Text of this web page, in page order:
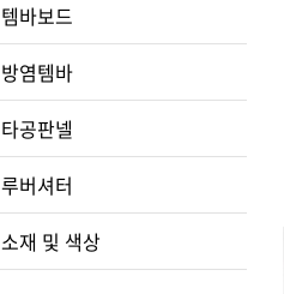
템바보드
방염템바
타공판넬
루버셔터
소재 및 색상